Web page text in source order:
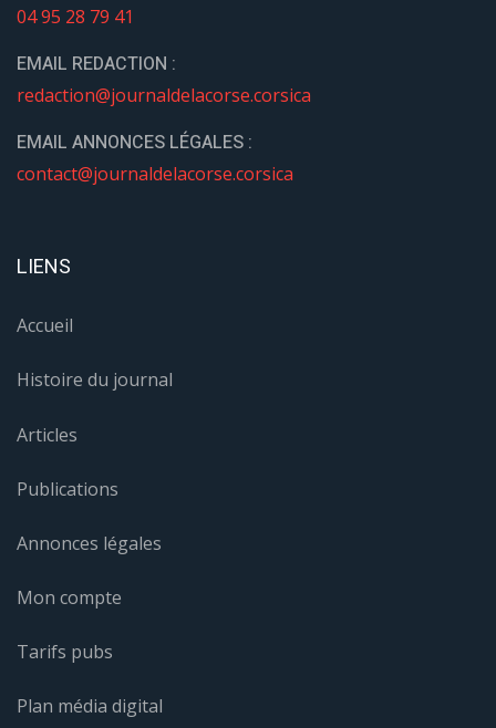
04 95 28 79 41
EMAIL REDACTION :
redaction@journaldelacorse.corsica
EMAIL ANNONCES LÉGALES :
contact@journaldelacorse.corsica
LIENS
Accueil
Histoire du journal
Articles
Publications
Annonces légales
Mon compte
Tarifs pubs
Plan média digital